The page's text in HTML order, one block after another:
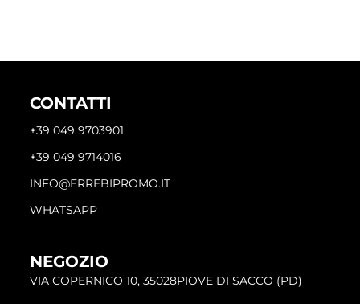
CONTATTI
+39 049 9703901
+39 049 9714016
INFO@ERREBIPROMO.IT
WHATSAPP
NEGOZIO
VIA COPERNICO 10, 35028PIOVE DI SACCO (PD)